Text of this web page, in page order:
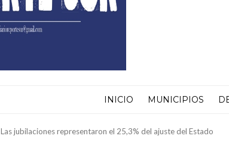
INICIO MUNICIPIOS
Las jubilaciones representaron el 25,3% del ajuste del Estado